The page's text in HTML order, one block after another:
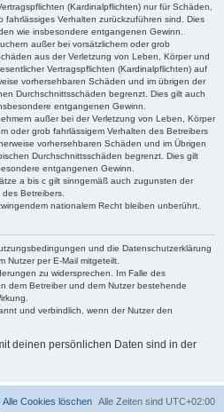
(Kardinalpflichten) nur für Schäden,
fahrlässiges Verhalten zurückzuführen sind. Dies
wie insbesondere entgangenen Gewinn.
außer bei vorsätzlichem oder grob
aus der Verletzung von Leben, Körper und
Vertragspflichten (Kardinalpflichten) auf
vorhersehbaren Schäden und im übrigen der
Durchschnittsschäden begrenzt. Dies gilt auch
entgangenen Gewinn.
außer bei der Verletzung von Leben, Körper
oder grob fahrlässigem Verhalten des Betreibers
vorhersehbaren Schäden und im Übrigen
Durchschnittsschäden begrenzt. Dies gilt
entgangenen Gewinn.
a bis c gilt sinngemäß auch zugunsten der
Betreibers.
nationalem Recht bleiben unberührt.
und die Datenschutzerklärung
Nutzer per E-Mail mitgeteilt.
zu widersprechen. Im Falle des
dem Betreiber und dem Nutzer bestehende
und verbindlich, wenn der Nutzer den
deinen persönlichen Daten sind in der
Alle Zeiten sind UTC+02:00
Alle Cookies löschen